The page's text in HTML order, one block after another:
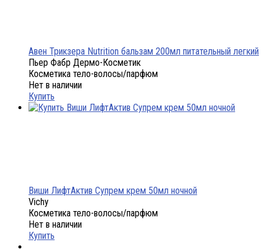
Авен Трикзера Nutrition бальзам 200мл питательный легкий
Пьер Фабр Дермо-Косметик
Косметика тело-волосы/парфюм
Нет в наличии
Купить
Виши ЛифтАктив Супрем крем 50мл ночной
Vichy
Косметика тело-волосы/парфюм
Нет в наличии
Купить